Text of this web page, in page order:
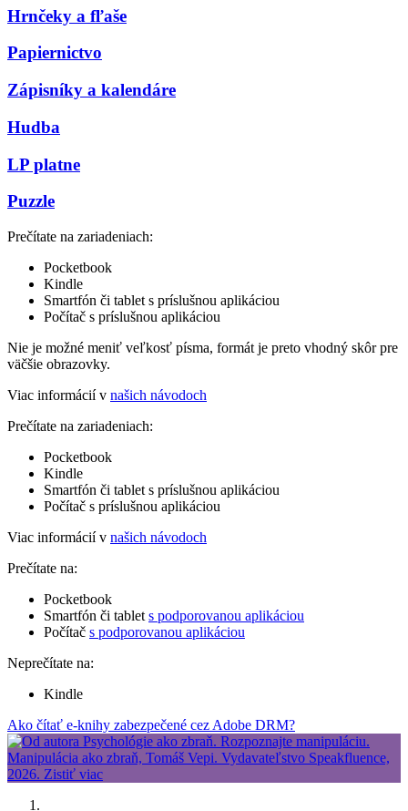
Hrnčeky a fľaše
Papiernictvo
Zápisníky a kalendáre
Hudba
LP platne
Puzzle
Prečítate na zariadeniach:
Pocketbook
Kindle
Smartfón či tablet s príslušnou aplikáciou
Počítač s príslušnou aplikáciou
Nie je možné meniť veľkosť písma, formát je preto vhodný skôr pre
väčšie obrazovky.
Viac informácií v našich návodoch
Prečítate na zariadeniach:
Pocketbook
Kindle
Smartfón či tablet s príslušnou aplikáciou
Počítač s príslušnou aplikáciou
Viac informácií v našich návodoch
Prečítate na:
Pocketbook
Smartfón či tablet s podporovanou aplikáciou
Počítač s podporovanou aplikáciou
Neprečítate na:
Kindle
Ako čítať e-knihy zabezpečené cez Adobe DRM?